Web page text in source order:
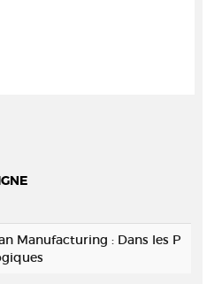
Manufacturing : Dans les P